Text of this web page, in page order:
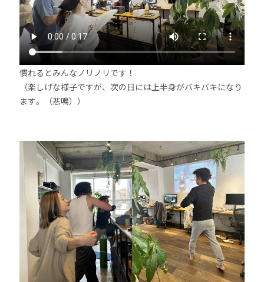
慣れるとみんなノリノリです！
（楽しげな様子ですが、次の日には上半身がバキバキになり
ます。（悲鳴））